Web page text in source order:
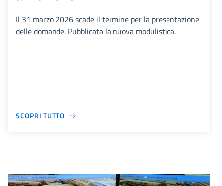
Il 31 marzo 2026 scade il termine per la presentazione
delle domande. Pubblicata la nuova modulistica.
SCOPRI TUTTO